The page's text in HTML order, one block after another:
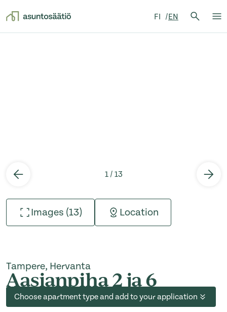
FI EN
1 / 13
Images (13) Location
Tampere, Hervanta
Aasianpiha 2 ja 6
Choose apartment type and add to your application